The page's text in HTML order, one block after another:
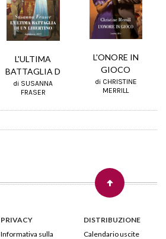
L'ULTIMA
BATTAGLIA D
di SUSANNA
FRASER
L'ONORE IN
GIOCO
di CHRISTINE
MERRILL
PRIVACY
Informativa sulla
DISTRIBUZIONE
Calendario uscite